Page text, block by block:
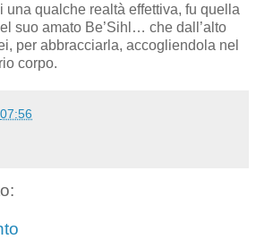
una qualche realtà effettiva, fu quella
suo amato Be’Sihl… che dall’alto
per abbracciarla, accogliendola nel
corpo.
07:56